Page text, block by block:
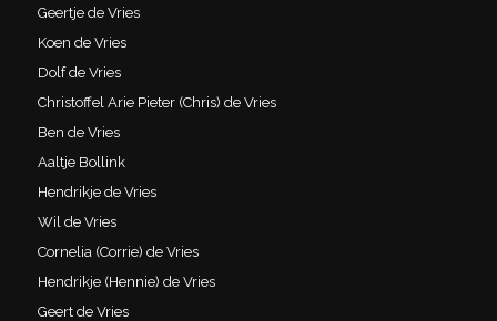
Geertje de Vries
Koen de Vries
Dolf de Vries
Christoffel Arie Pieter (Chris) de Vries
Ben de Vries
Aaltje Bollink
Hendrikje de Vries
Wil de Vries
Cornelia (Corrie) de Vries
Hendrikje (Hennie) de Vries
Geert de Vries